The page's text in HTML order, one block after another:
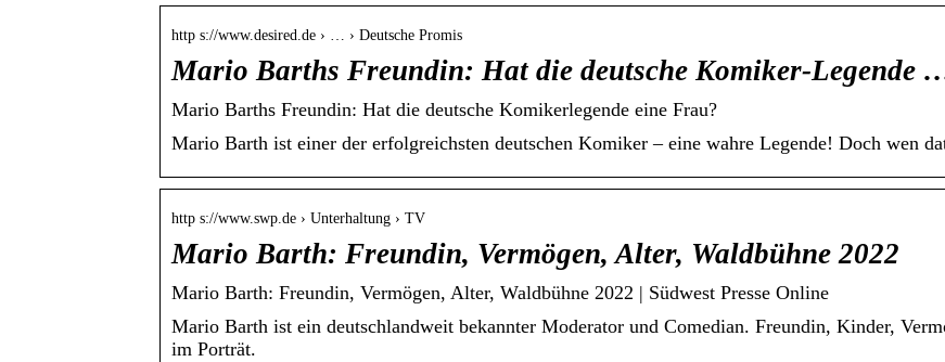
http s://www.desired.de › … › Deutsche Promis
Mario Barths Freundin: Hat die deutsche Komiker-Legende
Mario Barths Freundin: Hat die deutsche Komikerlegende eine Frau?
Mario Barth ist einer der erfolgreichsten deutschen Komiker – eine wahre Legende! Doch wen
http s://www.swp.de › Unterhaltung › TV
Mario Barth: Freundin, Vermögen, Alter, Waldbühne 2022
Mario Barth: Freundin, Vermögen, Alter, Waldbühne 2022 | Südwest Presse Online
Mario Barth ist ein deutschlandweit bekannter Moderator und Comedian. Freundin, Kinder,
im Porträt.